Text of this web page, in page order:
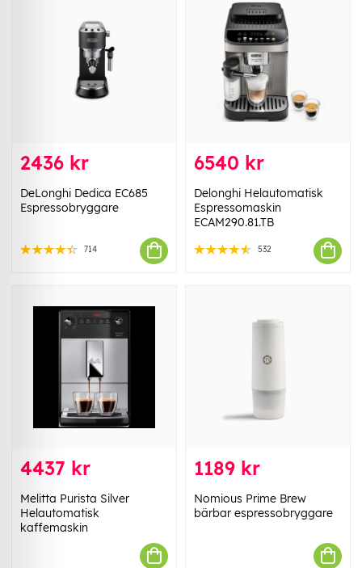
2436 kr
DeLonghi Dedica EC685
Espressobryggare
714
6540 kr
Delonghi Helautomatisk
Espressomaskin
ECAM290.81.TB
532
4437 kr
Melitta Purista Silver
Helautomatisk
kaffemaskin
1189 kr
Nomious Prime Brew
bärbar espressobryggare